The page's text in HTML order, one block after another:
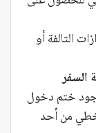
التالفة أو
السفر
ختم دخول
خطي من أحد